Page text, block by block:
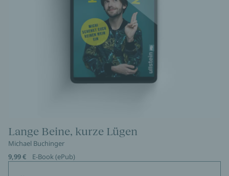
Lange Beine, kurze Lügen
Michael Buchinger
9,99 €
E-Book (ePub)